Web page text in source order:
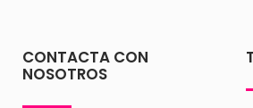
CONTACTA CON
NOSOTROS